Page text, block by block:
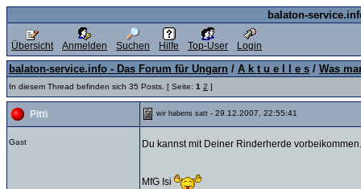
balaton-
Übersicht Anmelden Suchen Hilfe Top-User Login
balaton-service.info - Das Forum für Ungarn / A k t u e l l e s / Was
In diesem Thread befinden sich 35 Posts. [ Seite: 1 2 ]
Pitti wir habens satt - 29.12.2007, 22:55:41
Gast Du kannst mit Deiner Rinderherde
MfG Isi